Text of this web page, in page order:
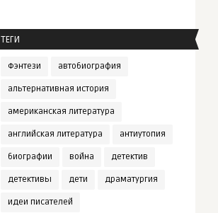
ТЕГИ
Фэнтези автобиография
альтернативная история
американская литература
английская литература антиутопия
биографии война детектив
детективы дети драматургия
идеи писателей